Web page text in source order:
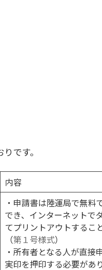
です。
内容
・申請書は陸運局で無料
でき、インターネットで
てプリントアウトするこ
（第１号様式）
・所有者となる人が直接
実印を押印する必要があ